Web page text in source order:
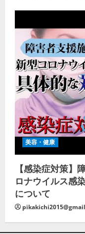
美容・健康
【感染症対策】
ロナウイルス感
について